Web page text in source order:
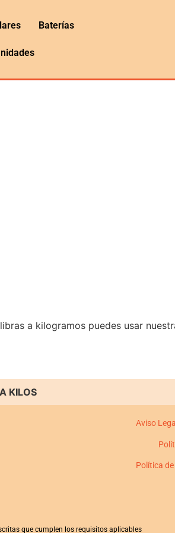
Baterías
a kilogramos puedes usar
KILOS
Aviso Legal
Política
que cumplen los requisitos aplicables